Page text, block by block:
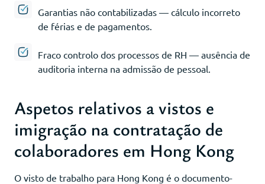
Garantias não contabilizadas — cálculo incorreto
de férias e de pagamentos.
Fraco controlo dos processos de RH — ausência de
auditoria interna na admissão de pessoal.
Aspetos relativos a vistos e
imigração na contratação de
colaboradores em Hong Kong
O visto de trabalho para Hong Kong é o documento-